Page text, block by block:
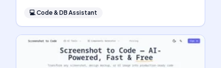
💻Code & DB Assistant